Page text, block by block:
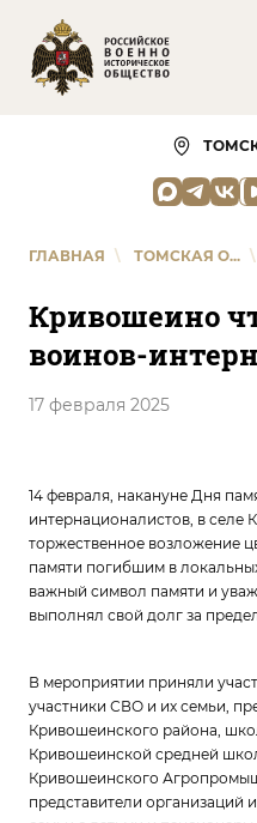
ГЛАВНАЯ \ ТОМСКАЯ О... \
Кривошеино
воинов-
17 февраля 2025
14 февраля, накануне Дня
интернационалистов, в селе
торжественное возложение
памяти погибшим в
важный символ памяти и
выполнял свой долг за
В мероприятии приняли
участники СВО и их семьи,
Кривошеинского района,
Кривошеинской средней
Кривошеинского
представители организаций